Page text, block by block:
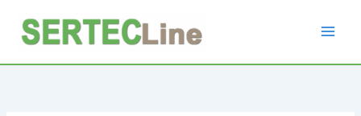
contenido